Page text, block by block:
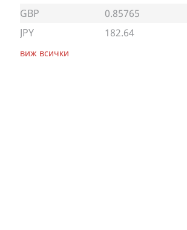
GBP
0.85765
JPY
182.64
виж всички